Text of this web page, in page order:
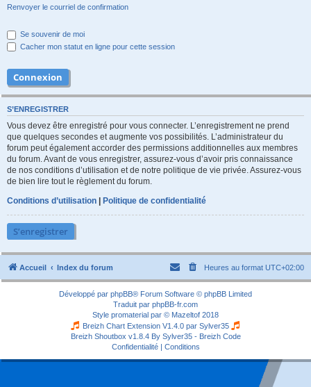
Renvoyer le courriel de confirmation
Se souvenir de moi
Cacher mon statut en ligne pour cette session
S’ENREGISTRER
Vous devez être enregistré pour vous connecter. L’enregistrement ne prend
que quelques secondes et augmente vos possibilités. L’administrateur du
forum peut également accorder des permissions additionnelles aux membres
du forum. Avant de vous enregistrer, assurez-vous d’avoir pris connaissance
de nos conditions d’utilisation et de notre politique de vie privée. Assurez-vous
de bien lire tout le règlement du forum.
Conditions d’utilisation | Politique de confidentialité
S’enregistrer
Accueil Index du forum Heures au format UTC+02:00
Développé par phpBB® Forum Software © phpBB Limited
Traduit par phpBB-fr.com
Style promaterial par © Mazeltof 2018
Breizh Chart Extension V1.4.0 par Sylver35
Breizh Shoutbox v1.8.4 By Sylver35 - Breizh Code
Confidentialité| Conditions